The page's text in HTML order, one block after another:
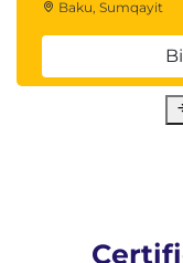
Baku, Sumqayit